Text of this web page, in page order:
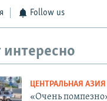
Follow us
ЦЕНТРАЛЬНАЯ АЗИЯ
«Очень